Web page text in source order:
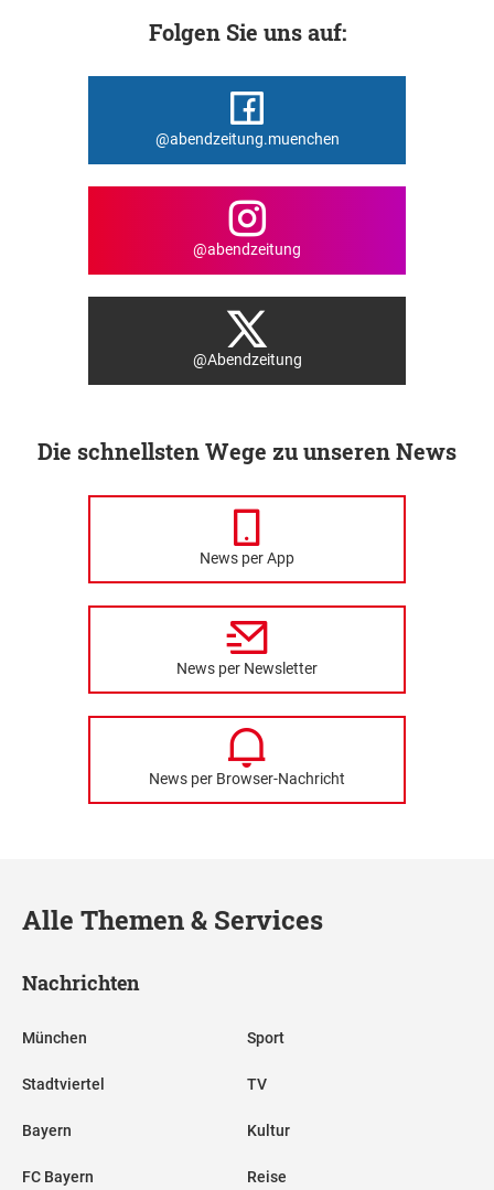
Folgen Sie uns auf:
@abendzeitung.muenchen
@abendzeitung
@Abendzeitung
Die schnellsten Wege zu unseren News
News per App
News per Newsletter
News per Browser-Nachricht
Alle Themen & Services
Nachrichten
München
Stadtviertel
Bayern
FC Bayern
Sport
TV
Kultur
Reise